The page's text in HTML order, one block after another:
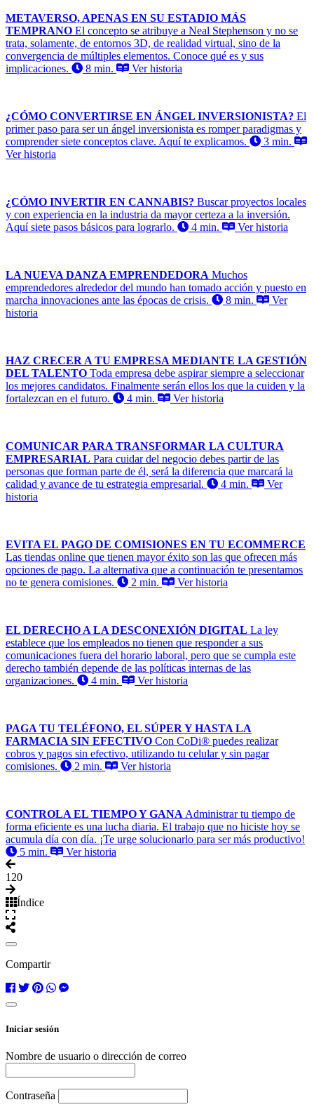
METAVERSO, APENAS EN SU ESTADIO MÁS
TEMPRANO El concepto se atribuye a Neal Stephenson y no se
trata, solamente, de entornos 3D, de realidad virtual, sino de la
convergencia de múltiples elementos. Conoce qué es y sus
implicaciones.
8 min. Ver historia
¿CÓMO CONVERTIRSE EN ÁNGEL INVERSIONISTA? El
primer paso para ser un ángel inversionista es romper paradigmas y
comprender siete conceptos clave. Aquí te explicamos.
3 min.
Ver historia
¿CÓMO INVERTIR EN CANNABIS? Buscar proyectos locales
y con experiencia en la industria da mayor certeza a la inversión.
Aquí siete pasos básicos para lograrlo.
4 min. Ver historia
LA NUEVA DANZA EMPRENDEDORA Muchos
emprendedores alrededor del mundo han tomado acción y puesto en
marcha innovaciones ante las épocas de crisis.
8 min.
Ver
historia
HAZ CRECER A TU EMPRESA MEDIANTE LA GESTIÓN
DEL TALENTO Toda empresa debe aspirar siempre a seleccionar
los mejores candidatos. Finalmente serán ellos los que la cuiden y la
fortalezcan en el futuro.
4 min. Ver historia
COMUNICAR PARA TRANSFORMAR LA CULTURA
EMPRESARIAL Para cuidar del negocio debes partir de las
personas que forman parte de él, será la diferencia que marcará la
calidad y avance de tu estrategia empresarial.
4 min.
Ver
historia
EVITA EL PAGO DE COMISIONES EN TU ECOMMERCE
Las tiendas online que tienen mayor éxito son las que ofrecen más
opciones de pago. La alternativa que a continuación te presentamos
no te genera comisiones.
2 min. Ver historia
EL DERECHO A LA DESCONEXIÓN DIGITAL La ley
establece que los empleados no tienen que responder a sus
comunicaciones fuera del horario laboral, pero que se cumpla este
derecho también depende de las políticas internas de las
organizaciones.
4 min. Ver historia
PAGA TU TELÉFONO, EL SÚPER Y HASTA LA
FARMACIA SIN EFECTIVO Con CoDi® puedes realizar
cobros y pagos sin efectivo, utilizando tu celular y sin pagar
comisiones.
2 min. Ver historia
CONTROLA EL TIEMPO Y GANAAdministrar tu tiempo de
forma eficiente es una lucha diaria. El trabajo que no hiciste hoy se
acumula día con día. ¡Te urge solucionarlo para ser más productivo!
5 min.
Ver historia
120
Índice
Compartir
Iniciar sesión
Nombre de usuario o dirección de correo
Contraseña